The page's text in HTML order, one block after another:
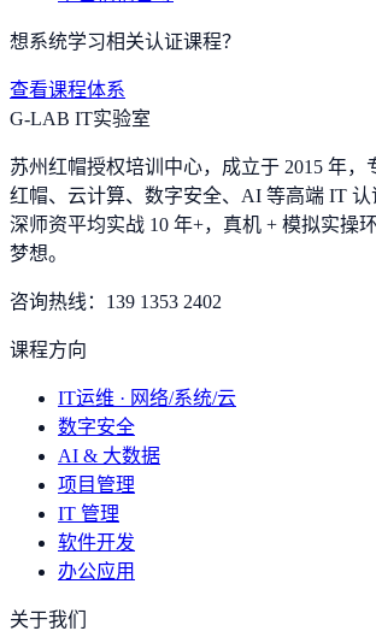
想系统学习相关认证课程？
查看课程体系
G-LAB IT实验室
苏州红帽授权培训中心，成立于 2015 年，
红帽、云计算、数字安全、AI 等高端 IT
深师资平均实战 10 年+，真机 + 模拟实操环
梦想。
咨询热线： 139 1353 2402
课程方向
IT运维 · 网络/系统/云
数字安全
AI & 大数据
项目管理
IT 管理
软件开发
办公应用
关于我们